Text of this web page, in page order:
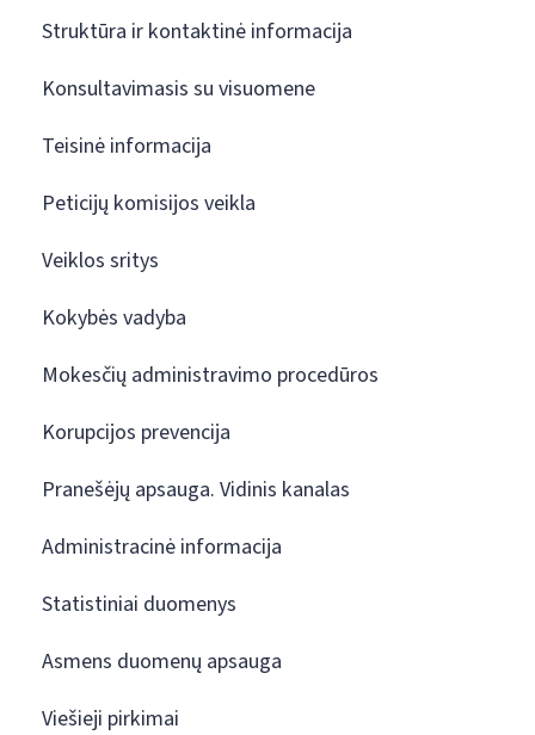
Struktūra ir kontaktinė informacija
Konsultavimasis su visuomene
Teisinė informacija
Peticijų komisijos veikla
Veiklos sritys
Kokybės vadyba
Mokesčių administravimo procedūros
Korupcijos prevencija
Pranešėjų apsauga. Vidinis kanalas
Administracinė informacija
Statistiniai duomenys
Asmens duomenų apsauga
Viešieji pirkimai